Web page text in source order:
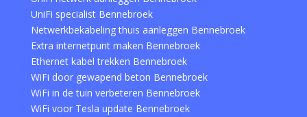
UniFi specialist Bennebroek
Netwerkbekabeling thuis aanleggen Bennebroek
Extra internetpunt maken Bennebroek
Ethernet kabel trekken Bennebroek
WiFi door gewapend beton Bennebroek
WiFi in de tuin verbeteren Bennebroek
WiFi voor Tesla update Bennebroek